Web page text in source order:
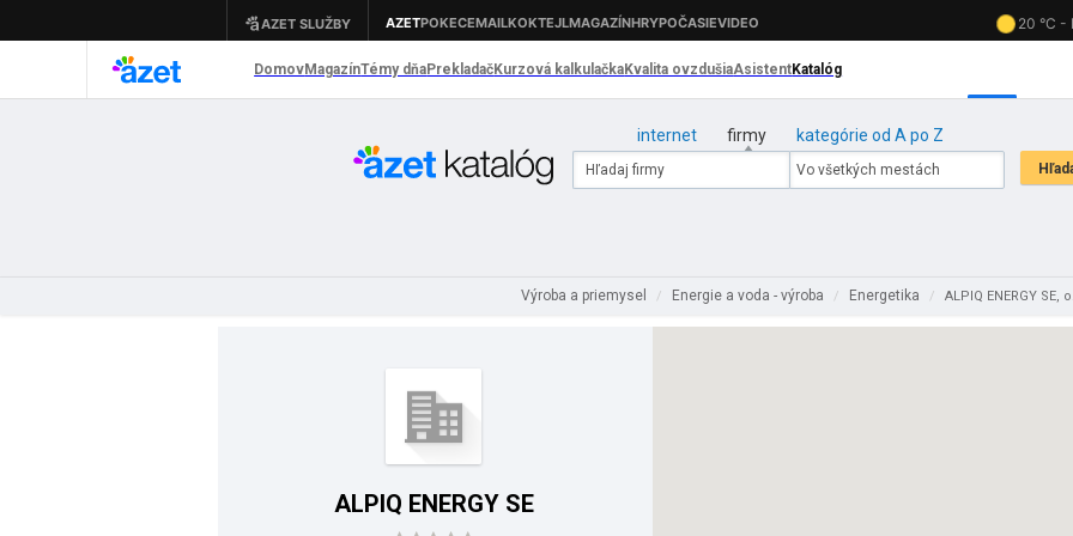
internet firmy kategórie od A po Z
Výroba a priemysel / Energie a voda - výroba / Energetika / ALPIQ ENERGY SE,
ALPIQ ENERGY SE